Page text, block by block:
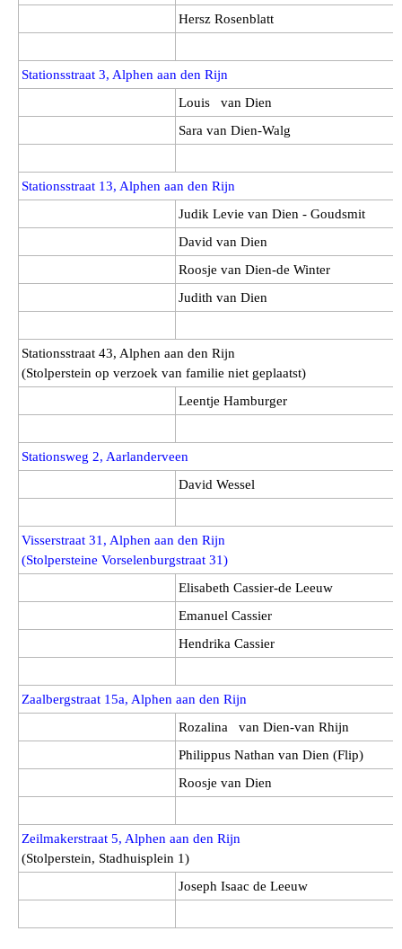
Hersz Rosenblatt
Stationsstraat 3, Alphen aan den Rijn
Louis van Dien
Sara van Dien-Walg
Stationsstraat 13, Alphen aan den Rijn
Judik Levie van Dien - Goudsmit
David van Dien
Roosje van Dien-de Winter
Judith van Dien
Stationsstraat 43, Alphen aan den Rijn
(Stolperstein op verzoek van familie niet geplaatst)
Leentje Hamburger
Stationsweg 2, Aarlanderveen
David Wessel
Visserstraat 31, Alphen aan den Rijn
(Stolpersteine Vorselenburgstraat 31)
Elisabeth Cassier-de Leeuw
Emanuel Cassier
Hendrika Cassier
Zaalbergstraat 15a, Alphen aan den Rijn
Rozalina van Dien-van Rhijn
Philippus Nathan van Dien (Flip)
Roosje van Dien
Zeilmakerstraat 5, Alphen aan den Rijn
(Stolperstein, Stadhuisplein 1)
Joseph Isaac de Leeuw